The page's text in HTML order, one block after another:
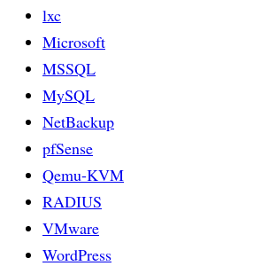
lxc
Microsoft
MSSQL
MySQL
NetBackup
pfSense
Qemu-KVM
RADIUS
VMware
WordPress